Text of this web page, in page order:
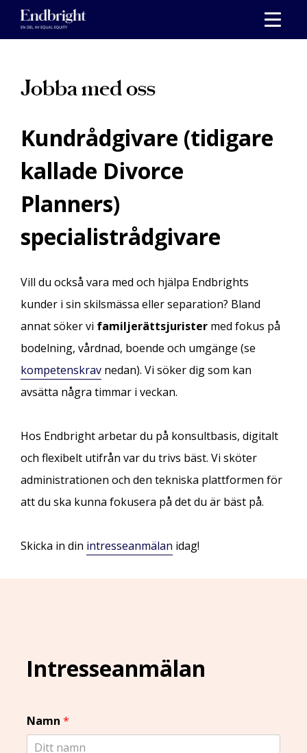
Skippa
innehåll
Jobba med oss
Kundrådgivare (tidigare
kallade Divorce
Planners)
specialistrådgivare
Vill du också vara med och hjälpa Endbrights
kunder i sin skilsmässa eller separation? Bland
annat söker vi familjerättsjurister med fokus på
bodelning, vårdnad, boende och umgänge (se
kompetenskrav nedan). Vi söker dig som kan
avsätta några timmar i veckan.
Hos Endbright arbetar du på konsultbasis, digitalt
och flexibelt utifrån var du trivs bäst. Vi sköter
administrationen och den tekniska plattformen för
att du ska kunna fokusera på det du är bäst på.
Skicka in din intresseanmälan idag!
Intresseanmälan
Namn *